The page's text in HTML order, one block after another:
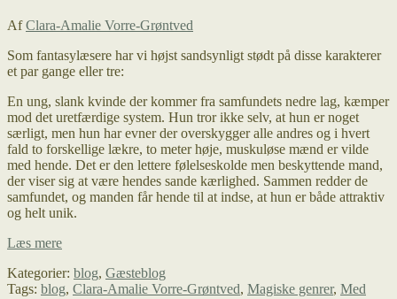
AfClara-Amalie Vorre-Grøntved
Som fantasylæsere har vi højst sandsynligt stødt på disse karakterer
et par gange eller tre:
En ung, slank kvinde der kommer fra samfundets nedre lag, kæmper
mod det uretfærdige system. Hun tror ikke selv, at hun er noget
særligt, men hun har evner der overskygger alle andres og i hvert
fald to forskellige lækre, to meter høje, muskuløse mænd er vilde
med hende. Det er den lettere følelseskolde men beskyttende mand,
der viser sig at være hendes sande kærlighed. Sammen redder de
samfundet, og manden får hende til at indse, at hun er både attraktiv
og helt unik.
Læs mereKropsdiversitet
Med
Døden
Kategorier: blog, Gæsteblog
Tags: blog, Clara-Amalie Vorre-Grøntved, Magiske genrer, Med